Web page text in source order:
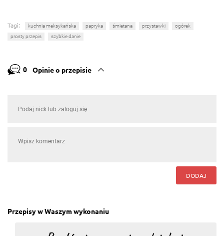
Tagi: kuchnia meksykańska papryka śmietana przystawki
ogórek
prosty przepis
szybkie danie
0 Opinie o przepisie
DODAJ
Przepisy w Waszym wykonaniu